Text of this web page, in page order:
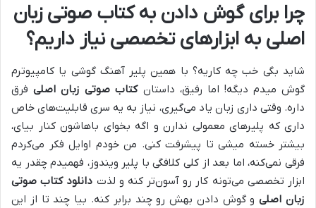
چرا برای گوش دادن به کتاب صوتی زبان
اصلی به ابزارهای تخصصی نیاز داریم؟
شاید بگی خب چه کاریه؟ با همین پلیر آهنگ گوشی یا کامپیوترم
گوش میدم دیگه! اما رفیق، داستانکتاب صوتی زبان اصلیفرق
داره. وقتی داری زبان یاد می‌گیری، نیاز به یه سری قابلیت‌های خاص
داری که پلیرهای معمولی ندارن و اگه بخوای باهاشون کنار بیای،
بیشتر خسته میشی تا پیشرفت کنی. من خودم اوایل فکر می‌کردم
فرقی نمی‌کنه، اما بعد از کلی کلافگی با پلیر ویندوز، فهمیدم چقدر یه
ابزار تخصصی می‌تونه کار رو آسون‌تر کنه و لذت دانلود کتاب صوتی
زبان اصلیو گوش دادن بهش رو چند برابر کنه. بیا چند تا از این